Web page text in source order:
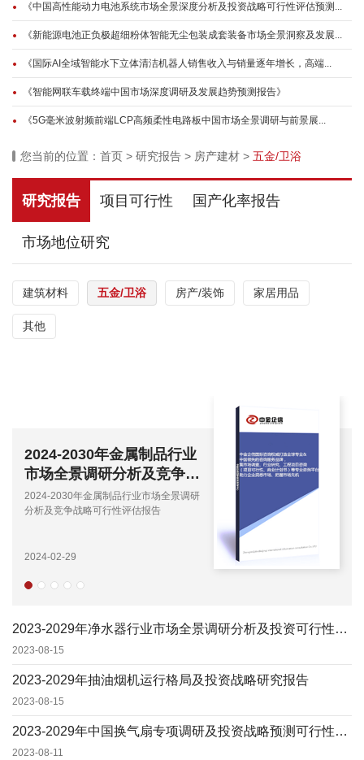
《中国高性能动力电池系统市场全景深度分析及投资战略可行性评估预测...
《新能源电池正负极超细粉体智能无尘包装成套装备市场全景洞察及发展...
《国际AI全域智能水下立体清洁机器人销售收入与销量逐年增长，高端...
《智能网联车载终端中国市场深度调研及发展趋势预测报告》
《5G毫米波射频前端LCP高频柔性电路板中国市场全景调研与前景展...
您当前的位置： 首页 > 研究报告 > 房产建材 > 五金/卫浴
研究报告 项目可行性 国产化率报告
市场地位研究
建筑材料 五金/卫浴 房产/装饰 家居用品
其他
2024-2030年金属制品行业
市场全景调研分析及竞争战
略可行性评估报告
2024-2030年金属制品行业市场全景调研
分析及竞争战略可行性评估报告
2024-02-29
2023-2029年净水器行业市场全景调研分析及投资可行性研究预测报告
2023-08-15
2023-2029年抽油烟机运行格局及投资战略研究报告
2023-08-15
2023-2029年中国换气扇专项调研及投资战略预测可行性咨询报告
2023-08-11